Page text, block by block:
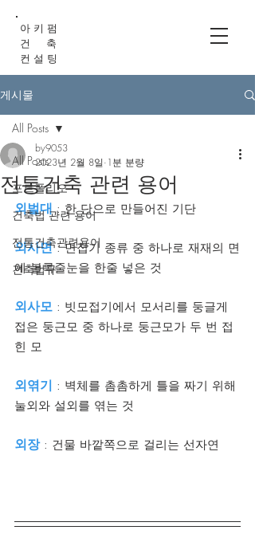
아 키 펌
건 축
컨 설 팅
게시물
All Posts
포트폴리오
건축법 관련 용어
전통건축관련용어
건축법규
All Posts
전통건축 관련 용어
by9053
2023년 2월 8일 1분 분량
외벌대 : 한 단으로 만들어진 기단
외사면 : 면접기 종류 중 하나로 재재의 면
에 볼록줄눈을 한줄 넣은 것
외사모 : 빗모접기에서 모서리를 둥글게
접은 둥근모 중 하나로 둥근모가 두 번 접
힌 모
외엮기 : 벽체를 촘촘하게 틀을 짜기 위해
눌외와 설외를 엮는 것
외장 : 건물 바깥쪽으로 걸리는 선자연